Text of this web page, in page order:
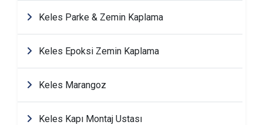
Keles Parke & Zemin Kaplama
Keles Epoksi Zemin Kaplama
Keles Marangoz
Keles Kapı Montaj Ustası